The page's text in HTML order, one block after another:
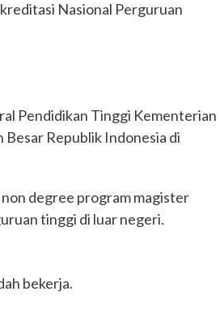
Nasional Perguruan
Pendidikan Tinggi Kementerian
Republik Indonesia di
degree program magister
tinggi di luar negeri.
bekerja.